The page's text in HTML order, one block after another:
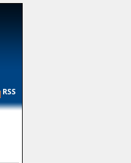
RSS